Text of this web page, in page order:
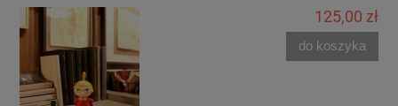
125,00 zł
do koszyka